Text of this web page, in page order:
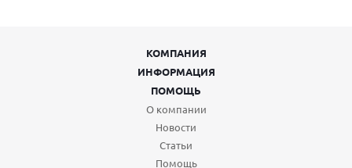
КОМПАНИЯ
ИНФОРМАЦИЯ
ПОМОЩЬ
О компании
Новости
Статьи
Помощь